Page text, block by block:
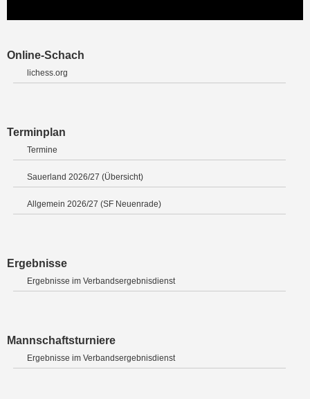
Online-Schach
lichess.org
Terminplan
Termine
Sauerland 2026/27 (Übersicht)
Allgemein 2026/27 (SF Neuenrade)
Ergebnisse
Ergebnisse im Verbandsergebnisdienst
Mannschaftsturniere
Ergebnisse im Verbandsergebnisdienst